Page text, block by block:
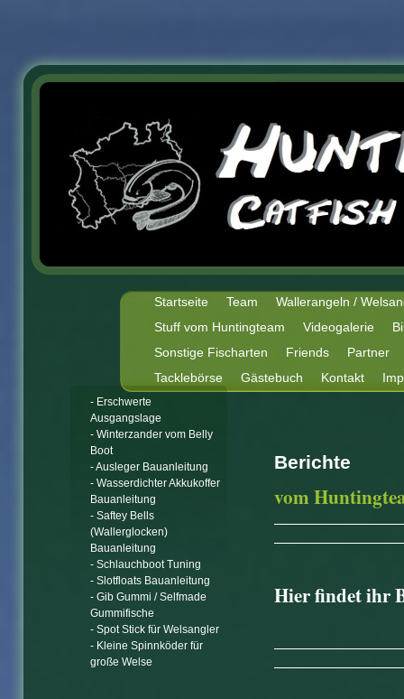
Startseite Team
Wallerangeln /
Stuff vom Huntingteam
Videogalerie
Sonstige Fischarten
Friends
Partner
Tacklebörse
Gästebuch Kontakt
Berichte
vom
Hier findet ihr
- Erschwerte
Ausgangslage
- Winterzander vom Belly
Boot
- Ausleger Bauanleitung
- Wasserdichter Akkukoffer
Bauanleitung
- Saftey Bells
(Wallerglocken)
Bauanleitung
- Schlauchboot Tuning
- Slotfloats Bauanleitung
- Gib Gummi / Selfmade
Gummifische
- Spot Stick für Welsangler
- Kleine Spinnköder für
große Welse